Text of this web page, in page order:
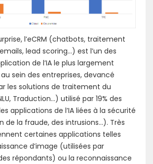
l’eCRM (chatbots, traitement
lead scoring…) est l’un des
de l’IA le plus largement
sein des entreprises, devancé
les solutions de traitement du
Traduction…) utilisé par 19% des
applications de l’IA liées à la sécurité
de la fraude, des intrusions…). Très
certaines applications telles
d’image (utilisées par
répondants) ou la reconnaissance